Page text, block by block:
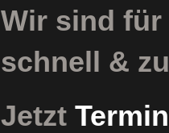
Wir sind für
schnell &
Jetzt Termin